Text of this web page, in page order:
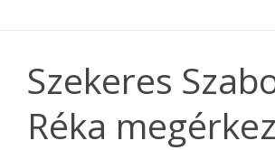
Szekeres
Réka